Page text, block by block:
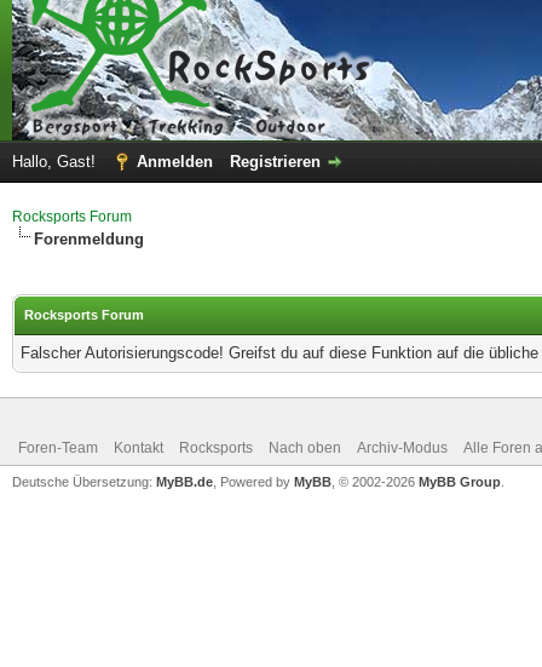
Hallo, Gast! Anmelden Registrieren
Rocksports Forum
Forenmeldung
Rocksports Forum
Falscher Autorisierungscode! Greifst du auf diese Funktion auf die
Foren-Team Kontakt Rocksports Nach oben Archiv-Modus Alle Foren
Deutsche Übersetzung: MyBB.de , Powered by MyBB , © 2002-2026 MyBB Group